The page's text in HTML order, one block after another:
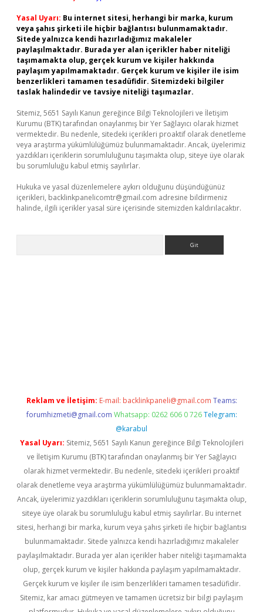
Yasal Uyarı: Bu internet sitesi, herhangi bir marka, kurum
veya şahıs şirketi ile hiçbir bağlantısı bulunmamaktadır.
Sitede yalnızca kendi hazırladığımız makaleler
paylaşılmaktadır. Burada yer alan içerikler haber niteliği
taşımamakta olup, gerçek kurum ve kişiler hakkında
paylaşım yapılmamaktadır. Gerçek kurum ve kişiler ile isim
benzerlikleri tamamen tesadüfidir. Sitemizdeki bilgiler
taslak halindedir ve tavsiye niteliği taşımazlar.
Sitemiz, 5651 Sayılı Kanun gereğince Bilgi Teknolojileri ve İletişim
Kurumu (BTK) tarafından onaylanmış bir Yer Sağlayıcı olarak hizmet
vermektedir. Bu nedenle, sitedeki içerikleri proaktif olarak denetleme
veya araştırma yükümlülüğümüz bulunmamaktadır. Ancak, üyelerimiz
yazdıkları içeriklerin sorumluluğunu taşımakta olup, siteye üye olarak
bu sorumluluğu kabul etmiş sayılırlar.
Hukuka ve yasal düzenlemelere aykırı olduğunu düşündüğünüz
içerikleri, backlinkpanelicomtr@gmail.com adresine bildirmeniz
halinde, ilgili içerikler yasal süre içerisinde sitemizden kaldırılacaktır.
Reklam ve İletişim: E-mail: backlinkpaneli@gmail.com Teams:
forumhizmeti@gmail.com Whatsapp: 0262 606 0 726 Telegram:
@karabul
Yasal Uyarı: Sitemiz, 5651 Sayılı Kanun gereğince Bilgi Teknolojileri
ve İletişim Kurumu (BTK) tarafından onaylanmış bir Yer Sağlayıcı
olarak hizmet vermektedir. Bu nedenle, sitedeki içerikleri proaktif
olarak denetleme veya araştırma yükümlülüğümüz bulunmamaktadır.
Ancak, üyelerimiz yazdıkları içeriklerin sorumluluğunu taşımakta olup,
siteye üye olarak bu sorumluluğu kabul etmiş sayılırlar. Bu internet
sitesi, herhangi bir marka, kurum veya şahıs şirketi ile hiçbir bağlantısı
bulunmamaktadır. Sitede yalnızca kendi hazırladığımız makaleler
paylaşılmaktadır. Burada yer alan içerikler haber niteliği taşımamakta
olup, gerçek kurum ve kişiler hakkında paylaşım yapılmamaktadır.
Gerçek kurum ve kişiler ile isim benzerlikleri tamamen tesadüfidir.
Sitemiz, kar amacı gütmeyen ve tamamen ücretsiz bir bilgi paylaşım